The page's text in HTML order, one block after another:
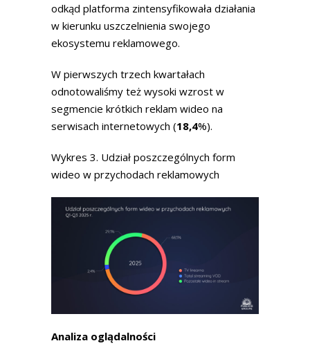
odkąd platforma zintensyfikowała działania
w kierunku uszczelnienia swojego
ekosystemu reklamowego.
W pierwszych trzech kwartałach
odnotowaliśmy też wysoki wzrost w
segmencie krótkich reklam wideo na
serwisach internetowych (18,4%).
Wykres 3. Udział poszczególnych form
wideo w przychodach reklamowych
Analiza oglądalności